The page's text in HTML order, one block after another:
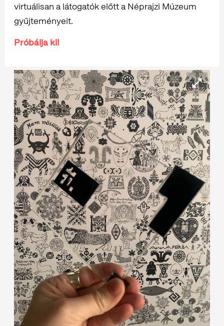
virtuálisan a látogatók előtt a Néprajzi Múzeum
gyűjteményeit.
Próbálja ki!